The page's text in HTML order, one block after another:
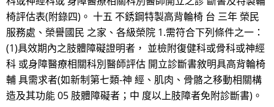
椅評估表(附錄四)。 十五 不銹鋼特製高背輪椅 台 三年 榮民
服務處、榮譽國民 之家、各級榮院 1.需符合下列條件之一：
(1)具效期內之肢體障礙證明者， 並檢附復健科或骨科或神經
科 或身障醫療相關科別醫師評估 開立診斷書敘明具高背輪椅
輔 具需求者(如新制第七類-神 經、肌肉、骨骼之移動相關構
造及其功能 05 肢體障礙者；中 度以上肢障者免附診斷書)。